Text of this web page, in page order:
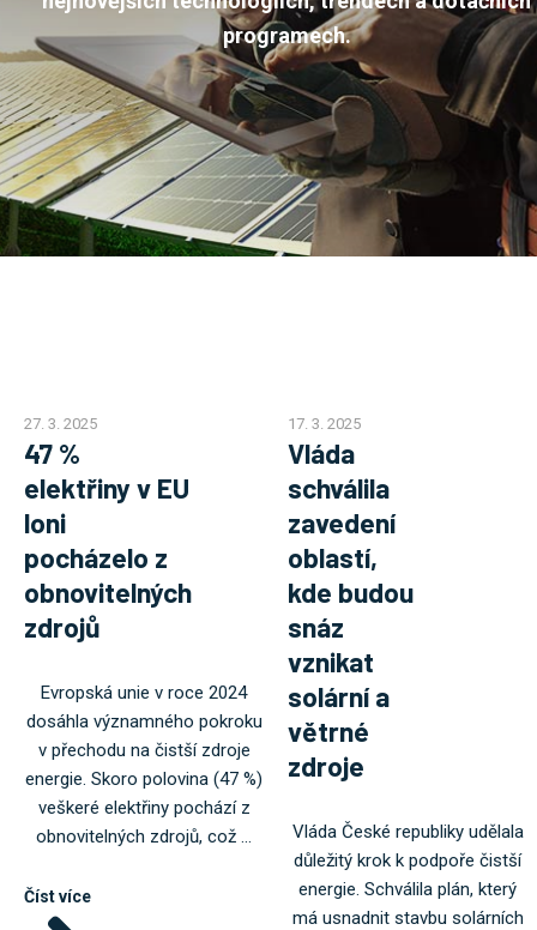
programech.
27. 3. 2025
47 %
elektřiny v EU
loni
pocházelo z
obnovitelných
zdrojů
Evropská unie v roce 2024
dosáhla významného pokroku
v přechodu na čistší zdroje
energie. Skoro polovina (47 %)
veškeré elektřiny pochází z
obnovitelných zdrojů, což ...
Číst více
17. 3. 2025
Vláda
schválila
zavedení
oblastí,
kde budou
snáz
vznikat
solární a
větrné
zdroje
Vláda České republiky udělala
důležitý krok k podpoře čistší
energie. Schválila plán, který
má usnadnit stavbu solárních